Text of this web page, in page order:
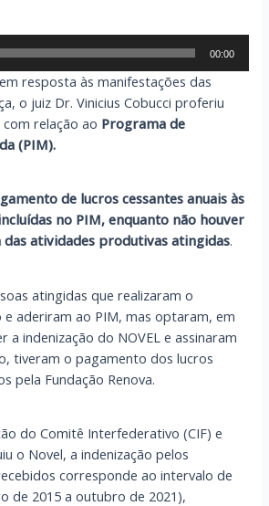
00:00
resposta às manifestações das
o juiz Dr. Vinicius Cobucci proferiu
relação ao Programa de
(PIM).
de lucros cessantes anuais às
no PIM, enquanto não houver
das atividades produtivas atingidas.
atingidas que realizaram o
aderiram ao PIM, mas optaram, em
a indenização do NOVEL e assinaram
tiveram o pagamento dos lucros
pela Fundação Renova.
do Comitê Interfederativo (CIF) e
o Novel, a indenização pelos
corresponde ao intervalo de
de 2015 a outubro de 2021),